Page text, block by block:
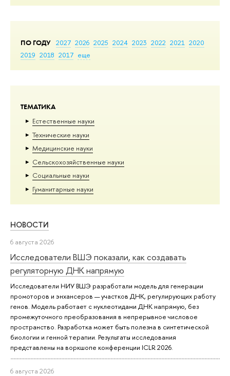
ПО ГОДУ 2027 2026 2025 2024 2023 2022 2021 2020
2019 2018 2017 еще
ТЕМАТИКА
Естественные науки
Тех­ничес­кие науки
Медицинские науки
Сельскохозяйственные науки
Социальные науки
Гуманитарные науки
НОВОСТИ
6 августа 2026
Исследователи ВШЭ показали, как создавать
регуляторную ДНК напрямую
Исследователи НИУ ВШЭ разработали модель для генерации
промоторов и энхансеров — участков ДНК, регулирующих работу
генов. Модель работает с нуклеотидами ДНК напрямую, без
промежуточного преобразования в непрерывное числовое
пространство. Разработка может быть полезна в синтетической
биологии и генной терапии. Результаты исследования
представлены на воркшопе конференции ICLR 2026.
6 августа 2026